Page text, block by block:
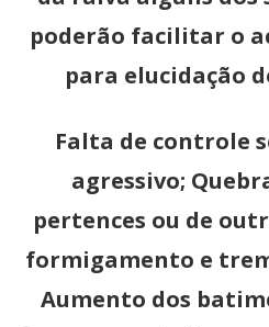
poderão facilitar o
para elucidação
Falta de controle
agressivo;
pertences ou de
formigamento e
Aumento dos